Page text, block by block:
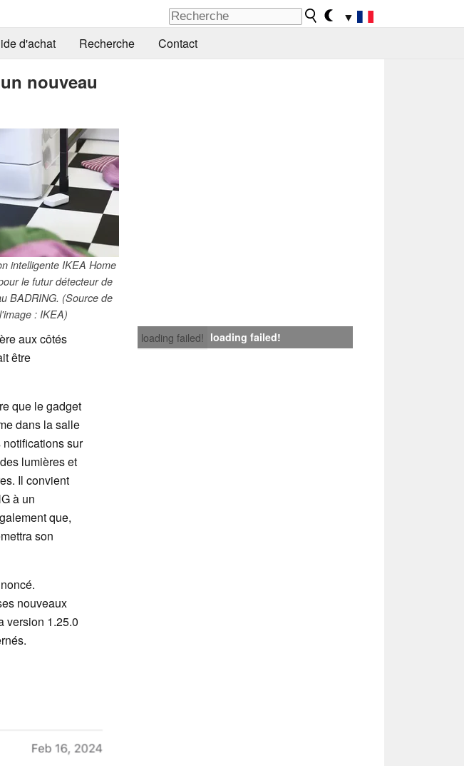
▼
d'achat Recherche Contact
nouveau
intelligente IKEA Home
le futur détecteur de
BADRING. (Source de
l'image : IKEA)
loading failed! loading failed!
aux côtés
être
que le gadget
dans la salle
sur
lumières et
Il convient
à un
que,
son
nouveaux
version 1.25.0